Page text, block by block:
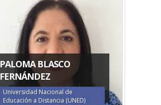
PALOMA BLASCO
FERNÁNDEZ
Universidad Nacional de
Educación a Distancia (UNED)